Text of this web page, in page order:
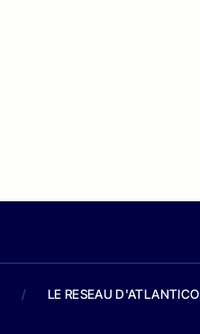
/ LE RESEAU D'ATLANTICO